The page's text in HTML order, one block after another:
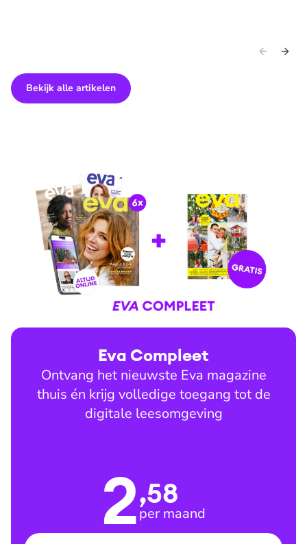
Bekijk alle artikelen
Eva Compleet
Ontvang het nieuwste Eva magazine
thuis én krijg volledige toegang tot de
digitale leesomgeving
2,58
per maand